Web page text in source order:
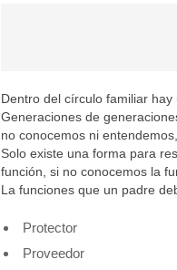
Dentro del círculo familiar
Generaciones de
no conocemos ni
Solo existe una forma para
función, si no conocemos la
La funciones que un padre
Protector
Proveedor